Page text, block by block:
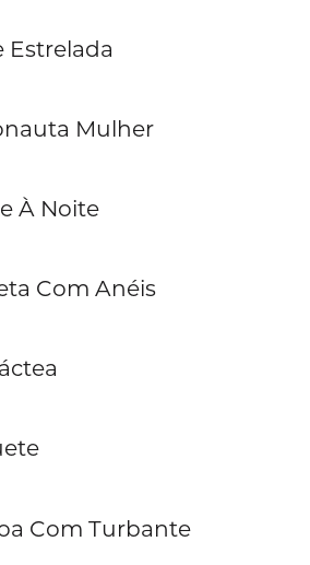
Estrelada
Mulher
À Noite
Com Anéis
Com Turbante